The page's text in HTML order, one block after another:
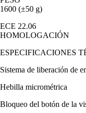
1600 (±50 g)
ECE 22.06
HOMOLOGACIÓN
ESPECIFICACIONES
Sistema de liberación de
Hebilla micrométrica
Bloqueo del botón de la